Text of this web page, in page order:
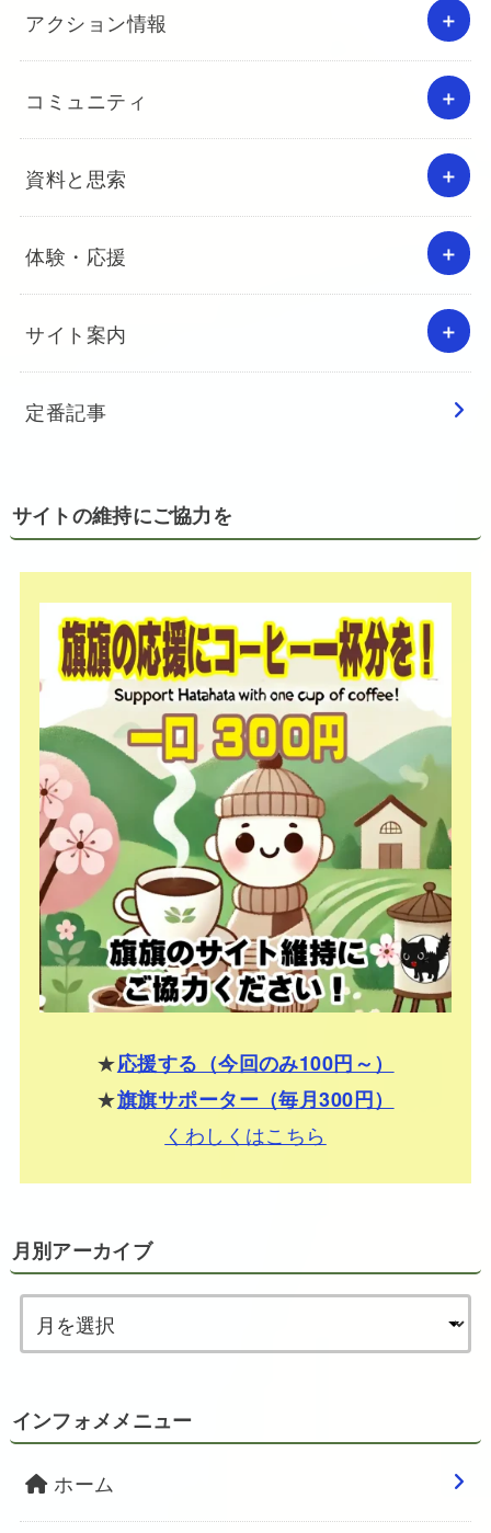
アクション情報
コミュニティ
資料と思索
体験・応援
サイト案内
定番記事
サイトの維持にご協力を
★応援する（今回のみ100円～）
★旗旗サポーター（毎月300円）
くわしくはこちら
月別アーカイブ
インフォメメニュー
ホーム